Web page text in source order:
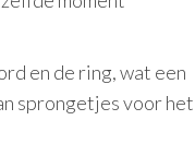
en de ring, wat een
sprongetjes voor het